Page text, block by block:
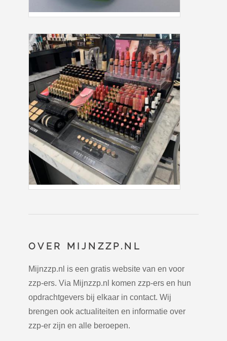
OVER MIJNZZP.NL
Mijnzzp.nl is een gratis website van en voor
zzp-ers. Via Mijnzzp.nl komen zzp-ers en hun
opdrachtgevers bij elkaar in contact. Wij
brengen ook actualiteiten en informatie over
zzp-er zijn en alle beroepen.